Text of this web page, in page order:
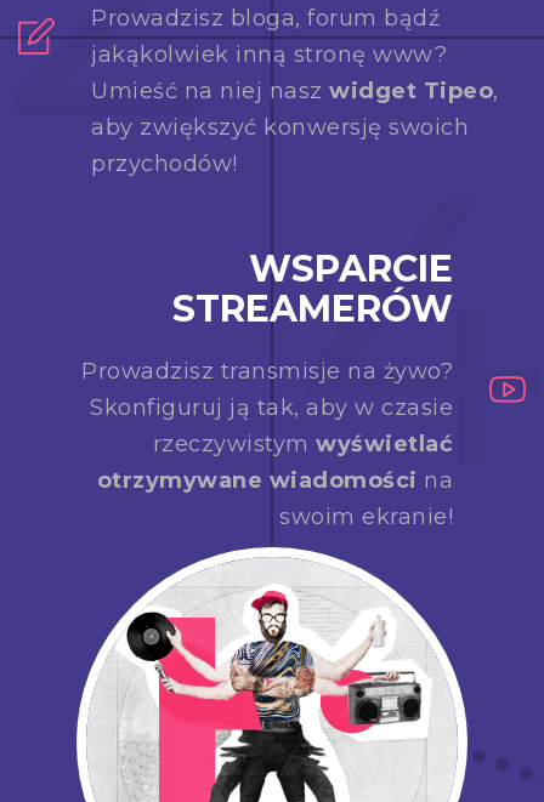
Prowadzisz bloga, forum bądź
jakąkolwiek inną stronę www?
Umieść na niej nasz widget Tipeo,
aby zwiększyć konwersję swoich
przychodów!
4
WSPARCIE
STREAMERÓW
Prowadzisz transmisje na żywo?
Skonfiguruj ją tak, aby w czasie
rzeczywistym wyświetlać
otrzymywane wiadomości na
swoim ekranie!